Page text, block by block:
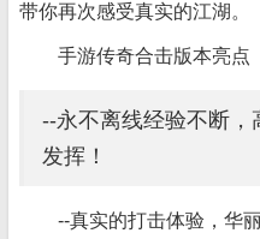
带你再次感受真实的江湖。
手游传奇合击版本亮点
--永不离线经验不断，
发挥！
--真实的打击体验，华